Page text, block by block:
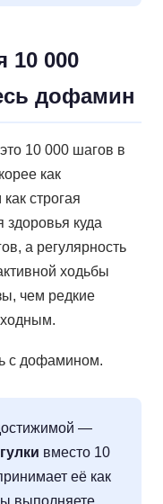
10 000
дофамин
10 000 шагов в
как
как строгая
куда
а регулярность
ходьбы
чем редкие
с дофамином.
—
вместо 10
её как
выполняете